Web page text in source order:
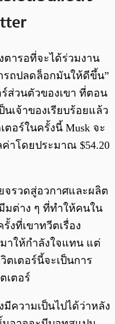
ตารอที่จะได้ร่วมงาน
ถปลดล็อกมันให้ดีขึ้น”
ส่วนตัวของเขา ที่ตอน
เจ้าของเรียบร้อยแล้ว
อร์ในครั้งนี้ Musk จะ
าโดยประมาณ $54.20
จรวดสู่อวกาศและผลิต
มต่าง ๆ ที่ทำให้คนใน
งที่เขาทวีตเรื่อง
าให้กำลังใจแทน แต่
ตเตอร์นี้จะเป็นการ
เตอร์
ความเป็นไปได้ว่าหลัง